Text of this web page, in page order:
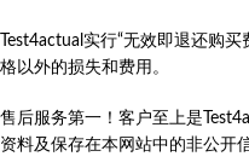
Test4actual实行“无效即退还购
格以外的损失和费用。
售后服务第一！客户至上是
资料及保存在本网站中的非公开